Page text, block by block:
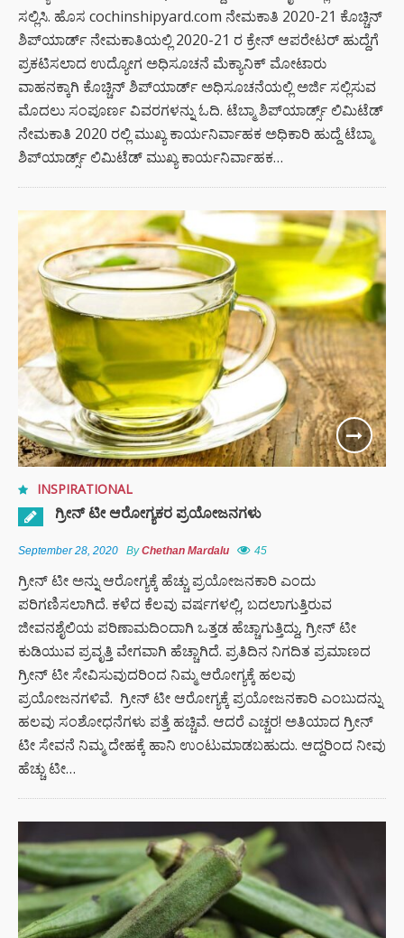
ಸಲ್ಲಿಸಿ. ಹೊಸ cochinshipyard.com ನೇಮಕಾತಿ 2020-21 ಕೊಚ್ಚಿನ್
ಶಿಪ್‌ಯಾರ್ಡ್ ನೇಮಕಾತಿಯಲ್ಲಿ 2020-21 ರ ಕ್ರೇನ್ ಆಪರೇಟರ್ ಹುದ್ದೆಗೆ
ಪ್ರಕಟಿಸಲಾದ ಉದ್ಯೋಗ ಅಧಿಸೂಚನೆ ಮೆಕ್ಯಾನಿಕ್ ಮೋಟಾರು
ವಾಹನಕ್ಕಾಗಿ ಕೊಚ್ಚಿನ್ ಶಿಪ್‌ಯಾರ್ಡ್ ಅಧಿಸೂಚನೆಯಲ್ಲಿ ಅರ್ಜಿ ಸಲ್ಲಿಸುವ
ಮೊದಲು ಸಂಪೂರ್ಣ ವಿವರಗಳನ್ನು ಓದಿ. ಟೆಬ್ಮಾ ಶಿಪ್‌ಯಾರ್ಡ್ಸ್ ಲಿಮಿಟೆಡ್
ನೇಮಕಾತಿ 2020 ರಲ್ಲಿ ಮುಖ್ಯ ಕಾರ್ಯನಿರ್ವಾಹಕ ಅಧಿಕಾರಿ ಹುದ್ದೆ ಟೆಬ್ಮಾ
ಶಿಪ್‌ಯಾರ್ಡ್ಸ್ ಲಿಮಿಟೆಡ್ ಮುಖ್ಯ ಕಾರ್ಯನಿರ್ವಾಹಕ…
INSPIRATIONAL
ಗ್ರೀನ್ ಟೀ ಆರೋಗ್ಯಕರ ಪ್ರಯೋಜನಗಳು
September 28, 2020 ByChethan Mardalu 45
ಗ್ರೀನ್ ಟೀ ಅನ್ನು ಆರೋಗ್ಯಕ್ಕೆ ಹೆಚ್ಚು ಪ್ರಯೋಜನಕಾರಿ ಎಂದು
ಪರಿಗಣಿಸಲಾಗಿದೆ. ಕಳೆದ ಕೆಲವು ವರ್ಷಗಳಲ್ಲಿ, ಬದಲಾಗುತ್ತಿರುವ
ಜೀವನಶೈಲಿಯ ಪರಿಣಾಮದಿಂದಾಗಿ ಒತ್ತಡ ಹೆಚ್ಚಾಗುತ್ತಿದ್ದು, ಗ್ರೀನ್ ಟೀ
ಕುಡಿಯುವ ಪ್ರವೃತ್ತಿ ವೇಗವಾಗಿ ಹೆಚ್ಚಾಗಿದೆ. ಪ್ರತಿದಿನ ನಿಗದಿತ ಪ್ರಮಾಣದ
ಗ್ರೀನ್ ಟೀ ಸೇವಿಸುವುದರಿಂದ ನಿಮ್ಮ ಆರೋಗ್ಯಕ್ಕೆ ಹಲವು
ಪ್ರಯೋಜನಗಳಿವೆ. ಗ್ರೀನ್ ಟೀ ಆರೋಗ್ಯಕ್ಕೆ ಪ್ರಯೋಜನಕಾರಿ ಎಂಬುದನ್ನು
ಹಲವು ಸಂಶೋಧನೆಗಳು ಪತ್ತೆ ಹಚ್ಚಿವೆ. ಆದರೆ ಎಚ್ಚರ! ಅತಿಯಾದ ಗ್ರೀನ್
ಟೀ ಸೇವನೆ ನಿಮ್ಮ ದೇಹಕ್ಕೆ ಹಾನಿ ಉಂಟುಮಾಡಬಹುದು. ಆದ್ದರಿಂದ ನೀವು
ಹೆಚ್ಚು ಟೀ…